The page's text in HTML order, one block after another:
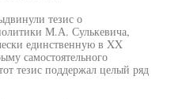
тезис о
М.А. Сулькевича,
единственную в XX
самостоятельного
тезис поддержал целый ряд